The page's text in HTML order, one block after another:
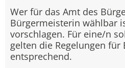
Wer für das Amt des
Bürgermeisterin wählbar
vorschlagen. Für eine/n
gelten die Regelungen für
entsprechend.